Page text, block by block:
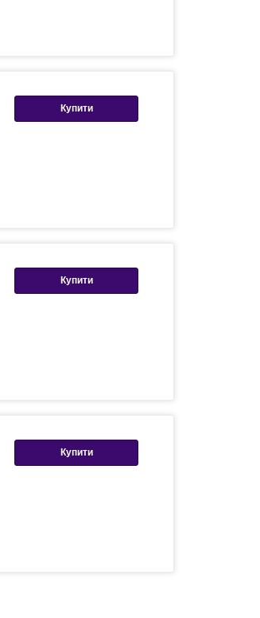
Купити
Купити
Купити